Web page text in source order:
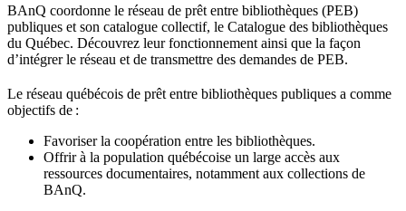
BAnQ coordonne le réseau de prêt entre bibliothèques (PEB)
publiques et son catalogue collectif, le Catalogue des bibliothèques
du Québec. Découvrez leur fonctionnement ainsi que la façon
d’intégrer le réseau et de transmettre des demandes de PEB.
Le réseau québécois de prêt entre bibliothèques publiques a comme
objectifs de :
Favoriser la coopération entre les bibliothèques.
Offrir à la population québécoise un large accès aux
ressources documentaires, notamment aux collections de
BAnQ.